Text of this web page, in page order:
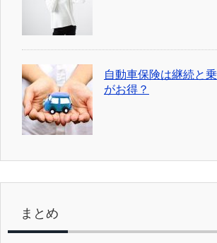
自動車保険は継続と
がお得？
まとめ